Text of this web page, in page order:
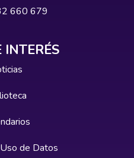
660 679
INTERÉS
de Datos